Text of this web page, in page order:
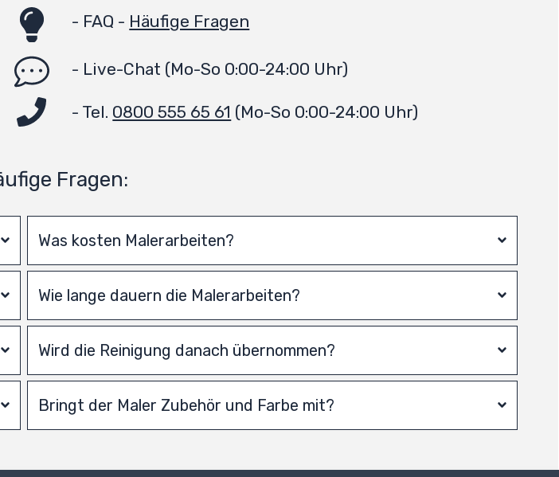
- FAQ - Häufige Fragen
- Live-Chat (Mo-So 0:00-24:00 Uhr)
- Tel. 0800 555 65 61 (Mo-So 0:00-24:00 Uhr)
Fragen:
Was kosten Malerarbeiten?
Wie lange dauern die Malerarbeiten?
Wird die Reinigung danach übernommen?
Bringt der Maler Zubehör und Farbe mit?